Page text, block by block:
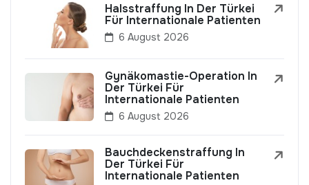
Halsstraffung In Der Türkei
Für Internationale Patienten
6 August 2026
Gynäkomastie-Operation In
Der Türkei Für
Internationale Patienten
6 August 2026
Bauchdeckenstraffung In
Der Türkei Für
Internationale Patienten